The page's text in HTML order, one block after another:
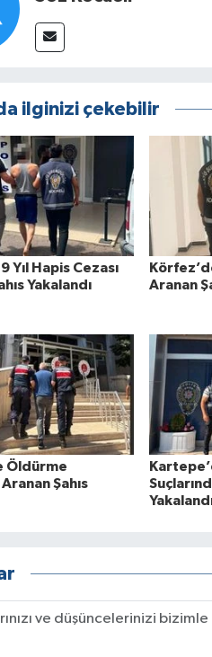
ilginizi çekebilir
Yıl Hapis Cezası
Yakalandı
Aranan
Öldürme
Şahıs